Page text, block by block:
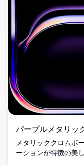
パープルメタリッ
メタリッククロムボ
ーションが特徴の美